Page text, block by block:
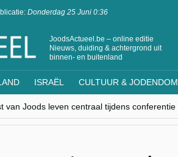
Donderdag 25 Juni 0:36
JoodsActueel.be – online editie
Nieuws, duiding & achtergrond uit
binnen- en buitenland
ISRAËL CULTUUR & JODENDOM
van Joods leven centraal tijdens conferentie
seculiere Westen minderheden begrijpt”,
de verrassing van Oost-Europa
beklaagdenbank”